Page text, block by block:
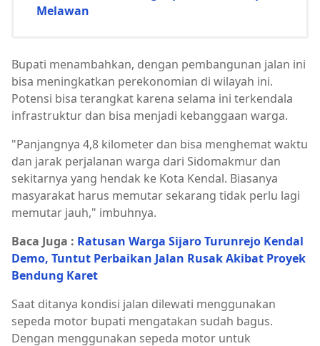
Melawan
Bupati menambahkan, dengan pembangunan jalan ini
bisa meningkatkan perekonomian di wilayah ini.
Potensi bisa terangkat karena selama ini terkendala
infrastruktur dan bisa menjadi kebanggaan warga.
"Panjangnya 4,8 kilometer dan bisa menghemat waktu
dan jarak perjalanan warga dari Sidomakmur dan
sekitarnya yang hendak ke Kota Kendal. Biasanya
masyarakat harus memutar sekarang tidak perlu lagi
memutar jauh," imbuhnya.
Baca Juga : Ratusan Warga Sijaro Turunrejo Kendal
Demo, Tuntut Perbaikan Jalan Rusak Akibat Proyek
Bendung Karet
Saat ditanya kondisi jalan dilewati menggunakan
sepeda motor bupati mengatakan sudah bagus.
Dengan menggunakan sepeda motor untuk